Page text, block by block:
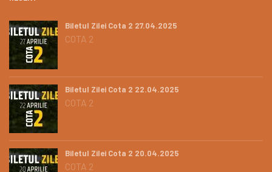
Biletul Zilei Cota 2 27.04.2025
COTA 2
Biletul Zilei Cota 2 22.04.2025
COTA 2
Biletul Zilei Cota 2 20.04.2025
COTA 2